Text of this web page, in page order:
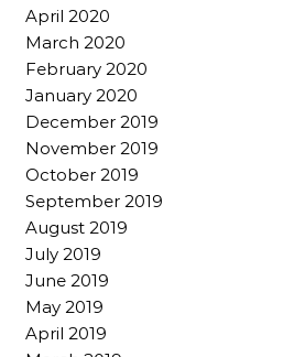
April 2020
March 2020
February 2020
January 2020
December 2019
November 2019
October 2019
September 2019
August 2019
July 2019
June 2019
May 2019
April 2019